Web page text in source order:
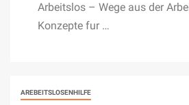
Arbeitslos – Wege aus der
Konzepte fur …
AREBEITSLOSENHILFE